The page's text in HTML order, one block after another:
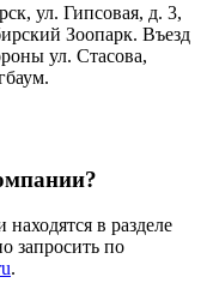
ул. Гипсовая, д. 3,
Зоопарк. Въезд
ул. Стасова,
в разделе
запросить по
.